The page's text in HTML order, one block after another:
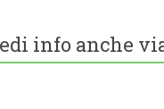
info anche